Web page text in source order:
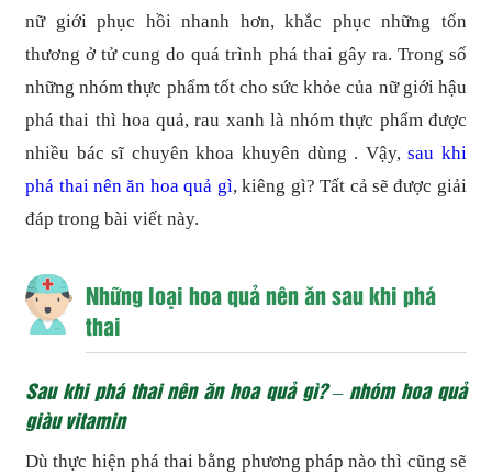
nữ giới phục hồi nhanh hơn, khắc phục những tổn
thương ở tử cung do quá trình phá thai gây ra. Trong số
những nhóm thực phẩm tốt cho sức khỏe của nữ giới hậu
phá thai thì hoa quả, rau xanh là nhóm thực phẩm được
nhiều bác sĩ chuyên khoa khuyên dùng . Vậy,sau khi
phá thai nên ăn hoa quả gì, kiêng gì? Tất cả sẽ được giải
đáp trong bài viết này.
Những loại hoa quả nên ăn sau khi phá
thai
Sau khi phá thai nên ăn hoa quả gì? – nhóm hoa quả
giàu vitamin
Dù thực hiện phá thai bằng phương pháp nào thì cũng sẽ